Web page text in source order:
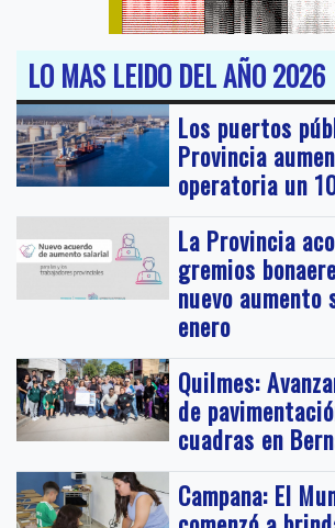
LO MAS LEIDO DEL AÑO 2026
Los puertos
Provincia
operatoria un
La Provincia
gremios
nuevo aumento
enero
Quilmes:
de
cuadras en
Campana: El